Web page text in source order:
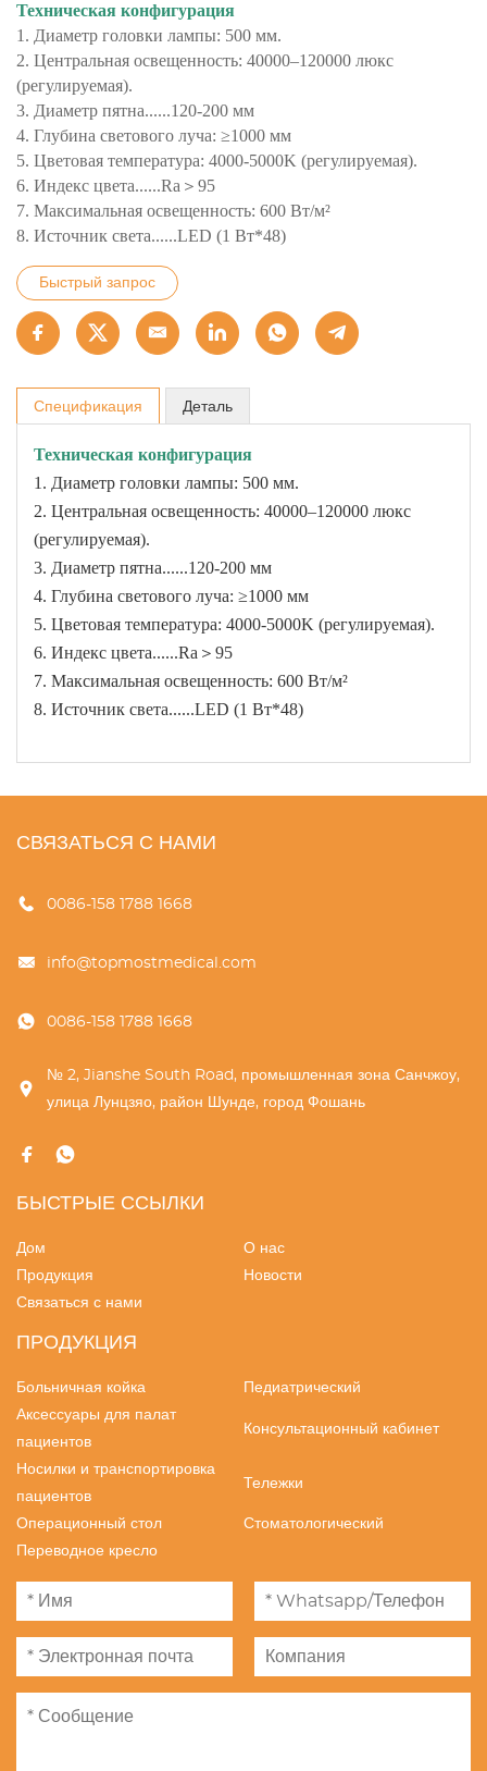
Техническая конфигурация
1. Диаметр головки лампы: 500 мм.
2. Центральная освещенность: 40000–120000 люкс
(регулируемая).
3. Диаметр пятна......120-200 мм
4. Глубина светового луча: ≥1000 мм
5. Цветовая температура: 4000-5000K (регулируемая).
6. Индекс цвета......Ra＞95
7. Максимальная освещенность: 600 Вт/м²
8. Источник света......LED (1 Вт*48)
Быстрый запрос
Спецификация Деталь
Техническая конфигурация
1. Диаметр головки лампы: 500 мм.
2. Центральная освещенность: 40000–120000 люкс
(регулируемая).
3. Диаметр пятна......120-200 мм
4. Глубина светового луча: ≥1000 мм
5. Цветовая температура: 4000-5000K (регулируемая).
6. Индекс цвета......Ra＞95
7. Максимальная освещенность: 600 Вт/м²
8. Источник света......LED (1 Вт*48)
СВЯЗАТЬСЯ С НАМИ
0086-158 1788 1668
info@topmostmedical.com
0086-158 1788 1668
№ 2, Jianshe South Road, промышленная зона Санчжоу,
улица Лунцзяо, район Шунде, город Фошань
БЫСТРЫЕ ССЫЛКИ
Дом
О нас
Продукция
Новости
Связаться с нами
ПРОДУКЦИЯ
Больничная койка
Педиатрический
Аксессуары для палат
пациентов
Консультационный кабинет
Носилки и транспортировка
пациентов
Тележки
Операционный стол
Стоматологический
Переводное кресло